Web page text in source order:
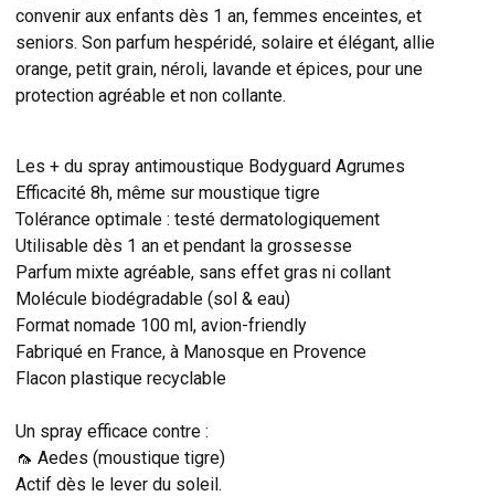
convenir aux enfants dès 1 an, femmes enceintes, et
seniors. Son parfum hespéridé, solaire et élégant, allie
orange, petit grain, néroli, lavande et épices, pour une
protection agréable et non collante.
Les + du spray antimoustique Bodyguard Agrumes
Efficacité 8h, même sur moustique tigre
Tolérance optimale : testé dermatologiquement
Utilisable dès 1 an et pendant la grossesse
Parfum mixte agréable, sans effet gras ni collant
Molécule biodégradable (sol & eau)
Format nomade 100 ml, avion-friendly
Fabriqué en France, à Manosque en Provence
Flacon plastique recyclable
Un spray efficace contre :
🦟 Aedes (moustique tigre)
Actif dès le lever du soleil.